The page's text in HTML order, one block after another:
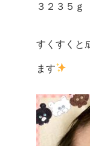
３２３５
すくすくと
ます